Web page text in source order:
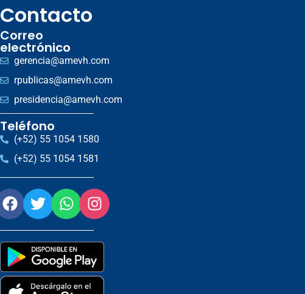
Contacto
Correo
electrónico
gerencia@amevh.com
rpublicas@amevh.com
presidencia@amevh.com
Teléfono
(+52) 55 1054 1580
(+52) 55 1054 1581